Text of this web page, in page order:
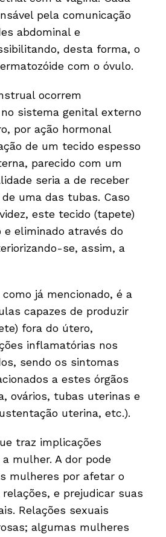
pela comunicação
abdominal e
desta forma, o
com o óvulo.
ocorrem
sistema genital externo
por ação hormonal
de um tecido espesso
parecido com um
seria a de receber
uma das tubas. Caso
este tecido (tapete)
e eliminado através do
se, assim, a
já mencionado, é a
capazes de produzir
fora do útero,
inflamatórias nos
sendo os sintomas
a estes órgãos
ovários, tubas uterinas e
uterina, etc.).
traz implicações
mulher. A dor pode
mulheres por afetar o
e prejudicar suas
Relações sexuais
algumas mulheres